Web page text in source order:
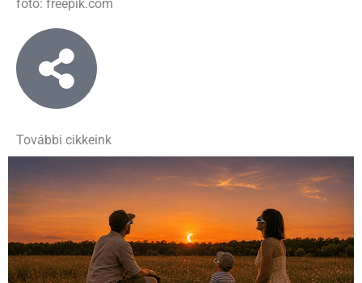
fotó: freepik.com
További cikkeink